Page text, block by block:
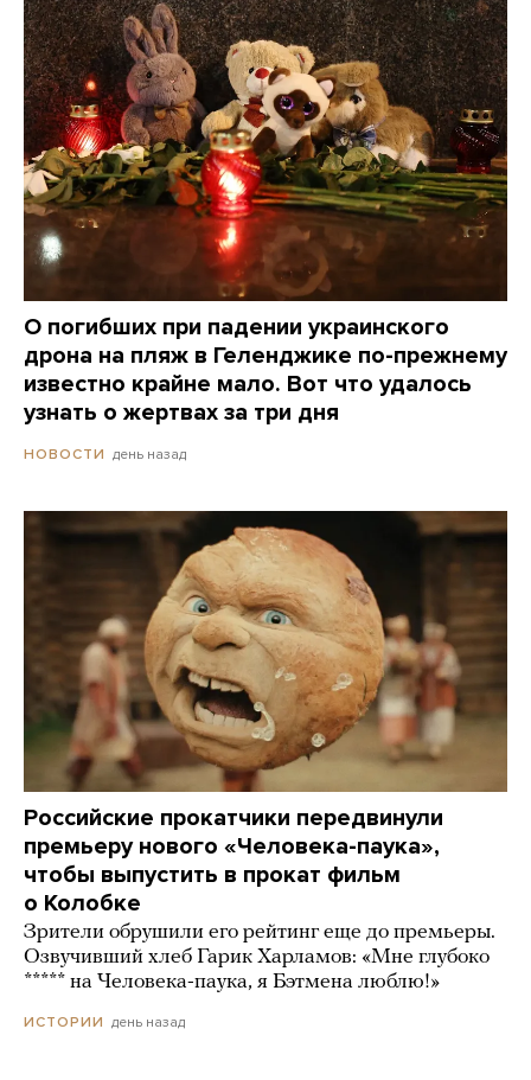
О погибших при падении украинского
дрона на пляж в Геленджике по-прежнему
известно крайне мало. Вот что удалось
узнать о жертвах за три дня
НОВОСТИ день назад
Российские прокатчики передвинули
премьеру нового «Человека-паука»,
чтобы выпустить в прокат фильм
о Колобке
Зрители обрушили его рейтинг еще до премьеры.
Озвучивший хлеб Гарик Харламов: «Мне глубоко
***** на Человека-паука, я Бэтмена люблю!»
ИСТОРИИ день назад